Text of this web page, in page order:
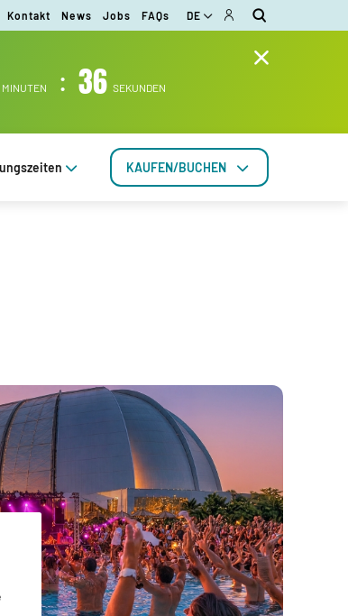
Kontakt News Jobs FAQs DE
MINUTEN : 36 SEKUNDEN
KAUFEN/BUCHEN